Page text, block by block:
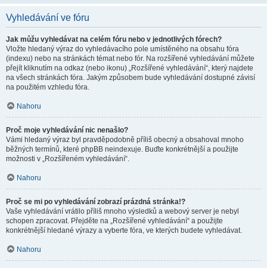
Vyhledávání ve fóru
Jak můžu vyhledávat na celém fóru nebo v jednotlivých fórech?
Vložte hledaný výraz do vyhledávacího pole umístěného na obsahu fóra
(indexu) nebo na stránkách témat nebo fór. Na rozšířené vyhledávání můžete
přejít kliknutím na odkaz (nebo ikonu) „Rozšířené vyhledávání“, který najdete
na všech stránkách fóra. Jakým způsobem bude vyhledávání dostupné závisí
na použitém vzhledu fóra.
Nahoru
Proč moje vyhledávání nic nenašlo?
Vámi hledaný výraz byl pravděpodobně příliš obecný a obsahoval mnoho
běžných termínů, které phpBB neindexuje. Buďte konkrétnější a použijte
možnosti v „Rozšířeném vyhledávání“.
Nahoru
Proč se mi po vyhledávání zobrazí prázdná stránka!?
Vaše vyhledávání vrátilo příliš mnoho výsledků a webový server je nebyl
schopen zpracovat. Přejděte na „Rozšířené vyhledávání“ a použijte
konkrétnější hledané výrazy a vyberte fóra, ve kterých budete vyhledávat.
Nahoru